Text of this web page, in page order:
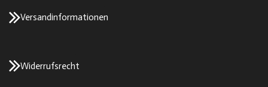
Versandinformationen
Widerrufsrecht